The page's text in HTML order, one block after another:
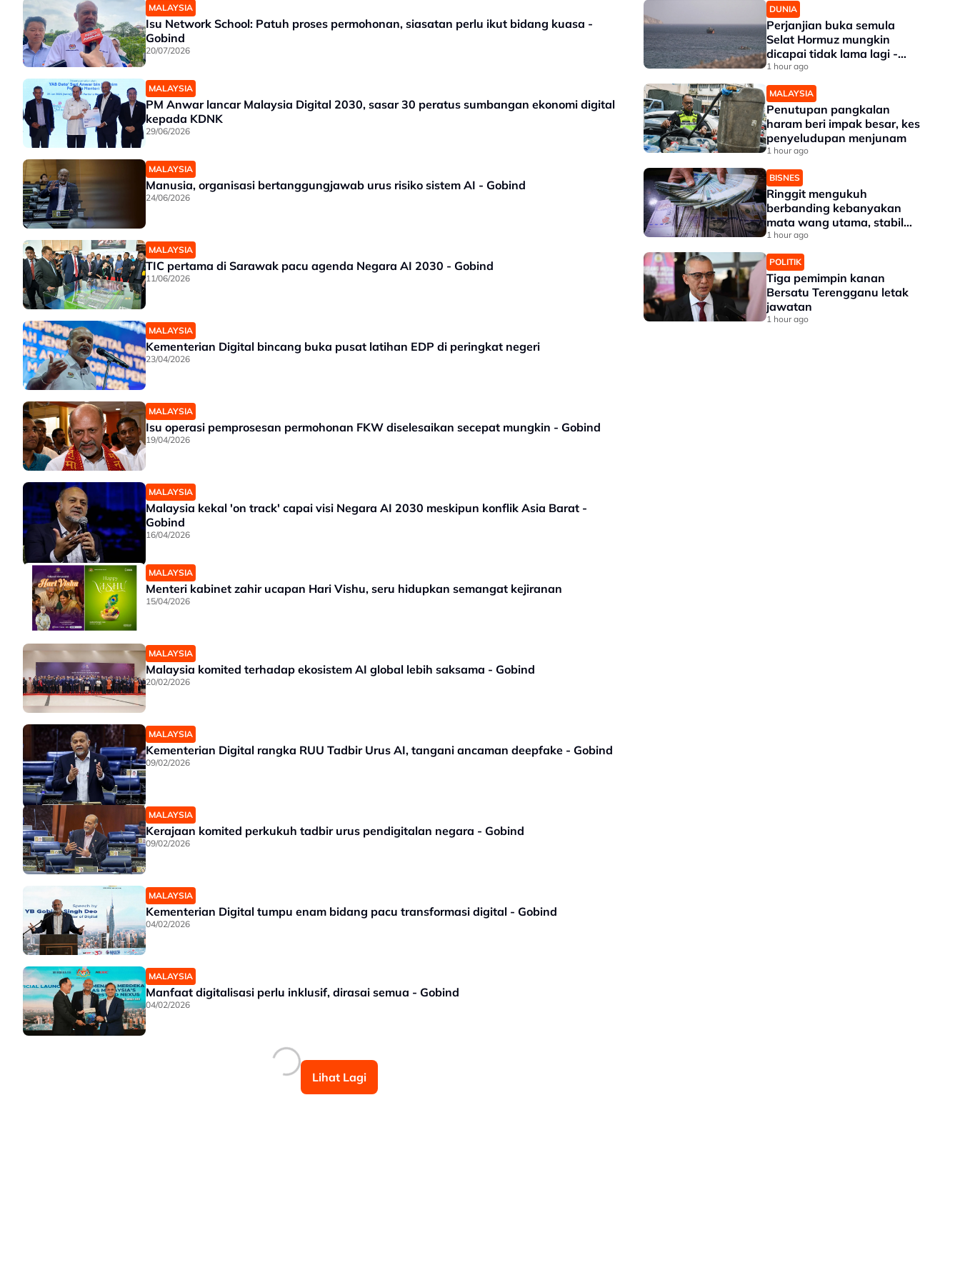
MALAYSIA
Isu Network School: Patuh proses permohonan, siasatan perlu ikut bidang kuasa -
Gobind
20/07/2026
MALAYSIA
PM Anwar lancar Malaysia Digital 2030, sasar 30 peratus sumbangan ekonomi digital
kepada KDNK
29/06/2026
MALAYSIA
Manusia, organisasi bertanggungjawab urus risiko sistem AI - Gobind
24/06/2026
MALAYSIA
TIC pertama di Sarawak pacu agenda Negara AI 2030 - Gobind
11/06/2026
MALAYSIA
Kementerian Digital bincang buka pusat latihan EDP di peringkat negeri
23/04/2026
MALAYSIA
Isu operasi pemprosesan permohonan FKW diselesaikan secepat mungkin - Gobind
19/04/2026
MALAYSIA
Malaysia kekal 'on track' capai visi Negara AI 2030 meskipun konflik Asia Barat -
Gobind
16/04/2026
MALAYSIA
Menteri kabinet zahir ucapan Hari Vishu, seru hidupkan semangat kejiranan
15/04/2026
MALAYSIA
Malaysia komited terhadap ekosistem AI global lebih saksama - Gobind
20/02/2026
MALAYSIA
Kementerian Digital rangka RUU Tadbir Urus AI, tangani ancaman deepfake - Gobind
09/02/2026
MALAYSIA
Kerajaan komited perkukuh tadbir urus pendigitalan negara - Gobind
09/02/2026
MALAYSIA
Kementerian Digital tumpu enam bidang pacu transformasi digital - Gobind
04/02/2026
MALAYSIA
Manfaat digitalisasi perlu inklusif, dirasai semua - Gobind
04/02/2026
Lihat Lagi
DUNIA
Perjanjian buka semula
Selat Hormuz mungkin
dicapai tidak lama lagi -
Trump
1 hour ago
MALAYSIA
Penutupan pangkalan
haram beri impak besar, kes
penyeludupan menjunam
1 hour ago
BISNES
Ringgit mengukuh
berbanding kebanyakan
mata wang utama, stabil
dengan dolar AS
1 hour ago
POLITIK
Tiga pemimpin kanan
Bersatu Terengganu letak
jawatan
1 hour ago